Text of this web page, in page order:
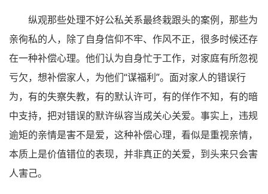
纵观那些处理不好公私关系最终栽跟头的案例，那些为
亲徇私的人，除了自身信仰不牢、作风不正，很多时候还存
在一种补偿心理。他们认为自身忙于工作，对家庭有所忽视
亏欠，想补偿家人，为他们“谋福利”。面对家人的错误行
为，有的失察失教，有的默认许可，有的佯作不知，有的暗
中支持，把对错误的默许纵容当成关心关爱。事实上，违规
逾矩的亲情是害不是爱，这种补偿心理，看似是重视亲情，
本质上是价值错位的表现，并非真正的关爱，到头来只会害
人害己。